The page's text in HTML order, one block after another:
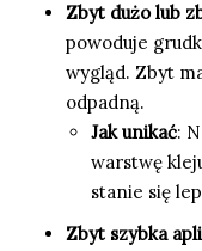
Zbyt dużo lub
powoduje
wygląd. Zbyt
odpadną.
Jak unikać:
warstwę
stanie się
Zbyt szybka